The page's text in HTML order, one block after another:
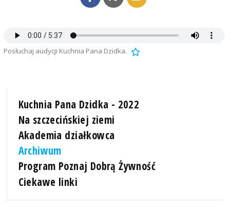
Posłuchaj audycji Kuchnia Pana Dzidka.
Kuchnia Pana Dzidka - 2022
Na szczecińskiej ziemi
Akademia działkowca
Archiwum
Program Poznaj Dobrą Żywność
Ciekawe linki